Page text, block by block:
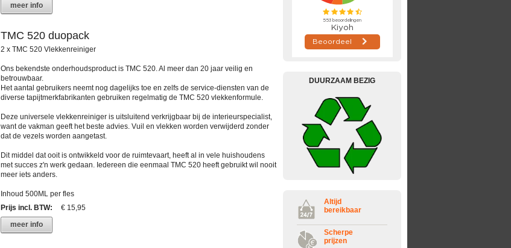
meer info
TMC 520 duopack
2 x TMC 520 Vlekkenreiniger
Ons bekendste onderhoudsproduct is TMC 520. Al meer dan 20 jaar veilig en
betrouwbaar.
Het aantal gebruikers neemt nog dagelijks toe en zelfs de service-diensten van de
diverse tapijtmerkfabrikanten gebruiken regelmatig de TMC 520 vlekkenformule.
Deze universele vlekkenreiniger is uitsluitend verkrijgbaar bij de interieurspecialist,
want de vakman geeft het beste advies. Vuil en vlekken worden verwijderd zonder
dat de vezels worden aangetast.
Dit middel dat ooit is ontwikkeld voor de ruimtevaart, heeft al in vele huishoudens
met succes z'n werk gedaan. Iedereen die eenmaal TMC 520 heeft gebruikt wil nooit
meer iets anders.
Inhoud 500ML per fles
Prijs incl. BTW:
€ 15,95
meer info
DUURZAAM BEZIG
Altijd
bereikbaar
Scherpe
prijzen